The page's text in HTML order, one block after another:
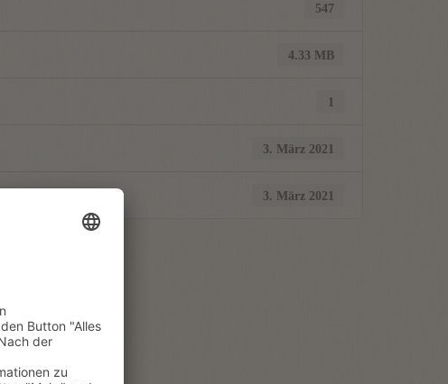
547
4.33 MB
1
3. März 2021
3. März 2021